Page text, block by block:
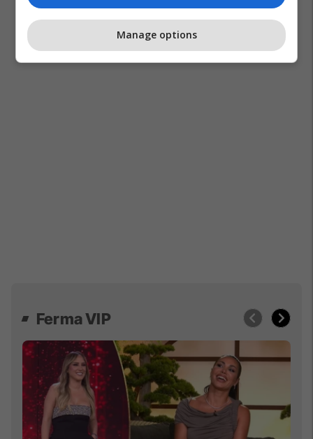
Ferma VIP
Manage options